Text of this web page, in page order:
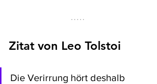
Zitat von Leo Tolstoi
Die Verirrung hört deshalb